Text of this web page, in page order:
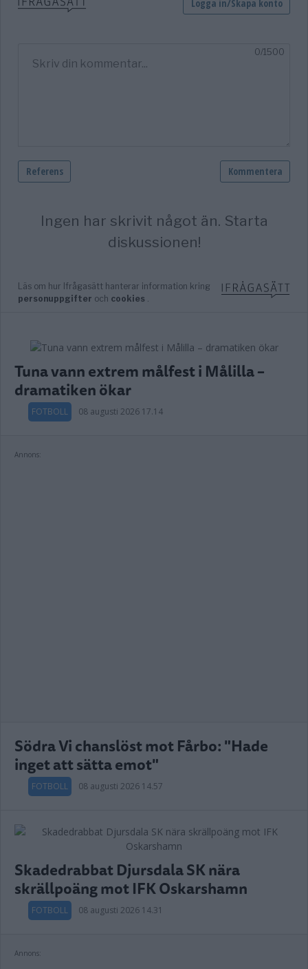
Tuna vann extrem målfest i Målilla –
dramatiken ökar
FOTBOLL 08 augusti 2026 17.14
Annons:
Södra Vi chanslöst mot Fårbo: "Hade
inget att sätta emot"
FOTBOLL 08 augusti 2026 14.57
Skadedrabbat Djursdala SK nära
skrällpoäng mot IFK Oskarshamn
FOTBOLL 08 augusti 2026 14.31
Annons: